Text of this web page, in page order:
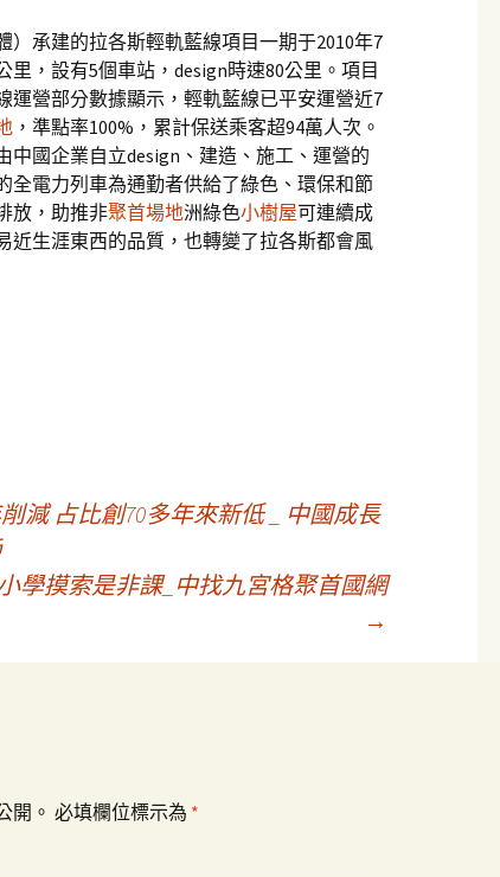
承建的拉各斯輕軌藍線項目一期于2010年7
里，設有5個車站，design時速80公里。項目
運營部分數據顯示，輕軌藍線已平安運營近7
，準點率100%，累計保送乘客超94萬人次。
國企業自立design、建造、施工、運營的
全電力列車為通勤者供給了綠色、環保和節
放，助推非聚首場地洲綠色小樹屋可連續成
近生涯東西的品質，也轉變了拉各斯都會風
減 占比創70多年來新低 _ 中國成長
學摸索是非課_中找九宮格聚首國網
→
開。 必填欄位標示為 *